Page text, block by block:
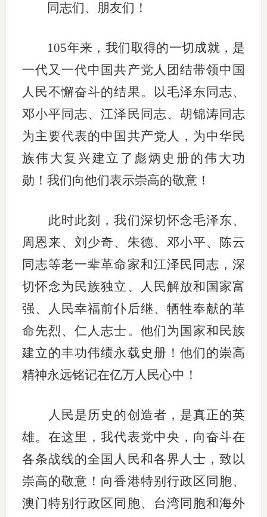
同志们、朋友们！
105年来，我们取得的一切成就，是
一代又一代中国共产党人团结带领中国
人民不懈奋斗的结果。以毛泽东同志、
邓小平同志、江泽民同志、胡锦涛同志
为主要代表的中国共产党人，为中华民
族伟大复兴建立了彪炳史册的伟大功
勋！我们向他们表示崇高的敬意！
此时此刻，我们深切怀念毛泽东、
周恩来、刘少奇、朱德、邓小平、陈云
同志等老一辈革命家和江泽民同志，深
切怀念为民族独立、人民解放和国家富
强、人民幸福前仆后继、牺牲奉献的革
命先烈、仁人志士。他们为国家和民族
建立的丰功伟绩永载史册！他们的崇高
精神永远铭记在亿万人民心中！
人民是历史的创造者，是真正的英
雄。在这里，我代表党中央，向奋斗在
各条战线的全国人民和各界人士，致以
崇高的敬意！向香港特别行政区同胞、
澳门特别行政区同胞、台湾同胞和海外